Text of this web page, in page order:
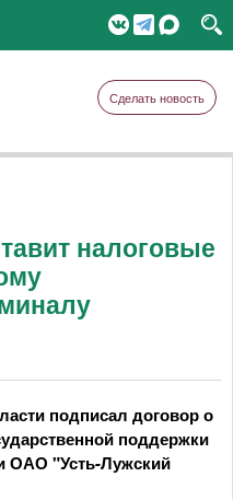
Сделать новость
налоговые
подписал договор о
поддержки
ОАО "Усть-Лужский